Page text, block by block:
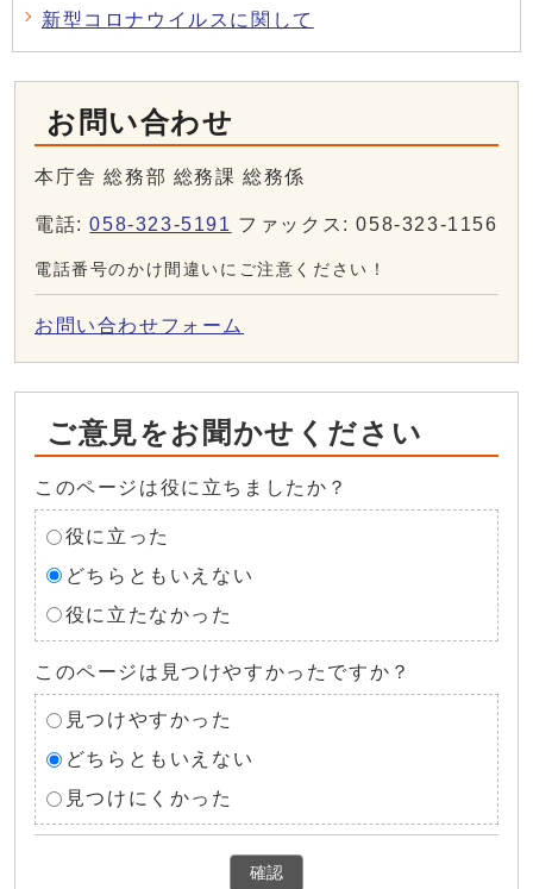
新型コロナウイルスに関して
お問い合わせ
本庁舎 総務部 総務課 総務係
電話:058-323-5191 ファックス: 058-323-1156
電話番号のかけ間違いにご注意ください！
お問い合わせフォーム
ご意見をお聞かせください
このページは役に立ちましたか？
役に立った
どちらともいえない
役に立たなかった
このページは見つけやすかったですか？
見つけやすかった
どちらともいえない
見つけにくかった
確認